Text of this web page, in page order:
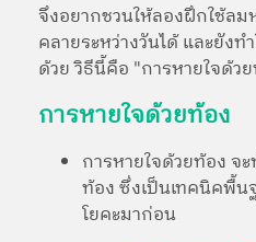
จึงอยากชวนให้ลองฝึกใช้ล
คลายระหว่างวันได้ และยัง
ด้วย วิธีนี้คือ "การหายใจด้ว
การหายใจด้วยท้อง
การหายใจด้วยท้อง จ
ท้อง ซึ่งเป็นเทคนิคพื้น
โยคะมาก่อน